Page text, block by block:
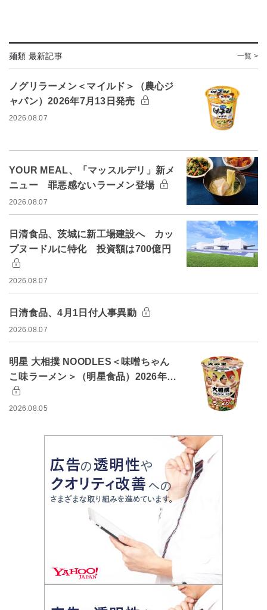
麺類 最新記事 一覧 >
ノグリラーメン＜マイルド＞（農心ジ
ャパン）2026年7月13日発売
2026.08.07
YOUR MEAL、「マッスルデリ」新メ
ニュー 罪悪感ないラーメン登場
2026.08.07
日清食品、茨城に新工場建設へ カッ
プヌードルに特化 投資額は700億円
2026.08.07
日清食品、4月1日付人事異動
2026.08.07
明星 大相撲 NOODLES＜味噌ちゃん
こ味ラーメン＞（明星食品）2026年…
2026.08.05